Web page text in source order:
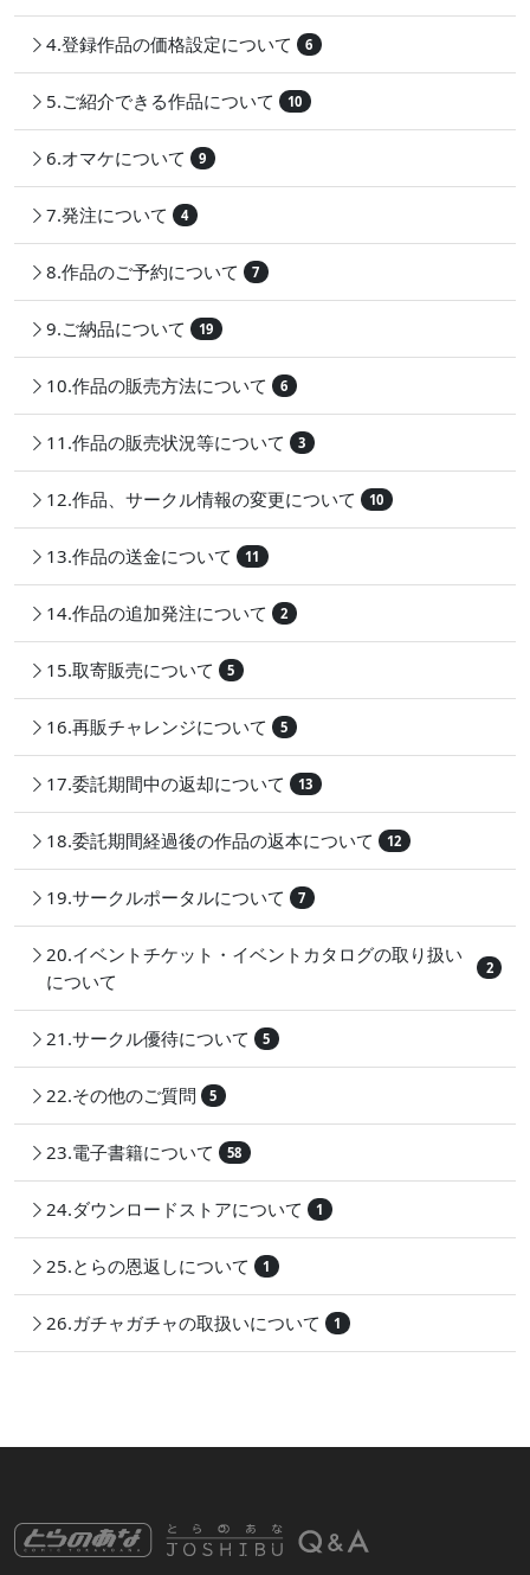
4.登録作品の価格設定について 6
5.ご紹介できる作品について 10
6.オマケについて 9
7.発注について 4
8.作品のご予約について 7
9.ご納品について 19
10.作品の販売方法について 6
11.作品の販売状況等について 3
12.作品、サークル情報の変更について 10
13.作品の送金について 11
14.作品の追加発注について 2
15.取寄販売について 5
16.再販チャレンジについて 5
17.委託期間中の返却について 13
18.委託期間経過後の作品の返本について 12
19.サークルポータルについて 7
20.イベントチケット・イベントカタログの取り扱い
について
2
21.サークル優待について 5
22.その他のご質問 5
23.電子書籍について 58
24.ダウンロードストアについて 1
25.とらの恩返しについて 1
26.ガチャガチャの取扱いについて 1